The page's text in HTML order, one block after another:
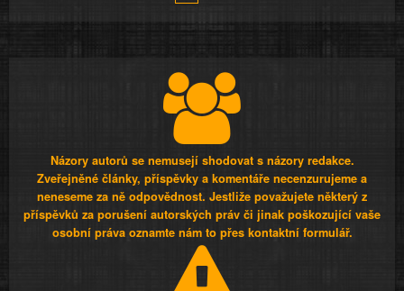
Názory autorů se nemusejí shodovat s názory redakce.
Zveřejněné články, příspěvky a komentáře necenzurujeme a
neneseme za ně odpovědnost. Jestliže považujete některý z
příspěvků za porušení autorských práv či jinak poškozující vaše
osobní práva oznamte nám to přes kontaktní formulář.